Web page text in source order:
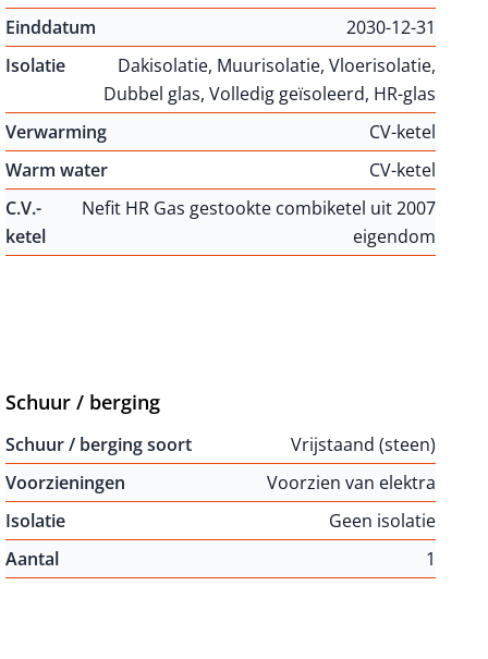
Einddatum
2030-12-31
Isolatie
Dakisolatie, Muurisolatie, Vloerisolatie,
Dubbel glas, Volledig geïsoleerd, HR-glas
Verwarming
CV-ketel
Warm water
CV-ketel
C.V.-
ketel
Nefit HR Gas gestookte combiketel uit 2007
eigendom
Schuur / berging
Schuur / berging soort
Vrijstaand (steen)
Voorzieningen
Voorzien van elektra
Isolatie
Geen isolatie
Aantal
1